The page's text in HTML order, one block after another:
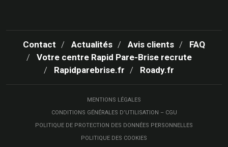
Contact Actualités Avis clients
FAQ
Votre centre Rapid Pare-Brise recrute
Rapidparebrise.fr
Roady.fr
MENTIONS LÉGALES
CONDITIONS GÉNÉRALES D’UTILISATION – CGU
POLITIQUE DE PROTECTION DES DONNÉES PERSONNELLES
POLITIQUE DES COOKIES